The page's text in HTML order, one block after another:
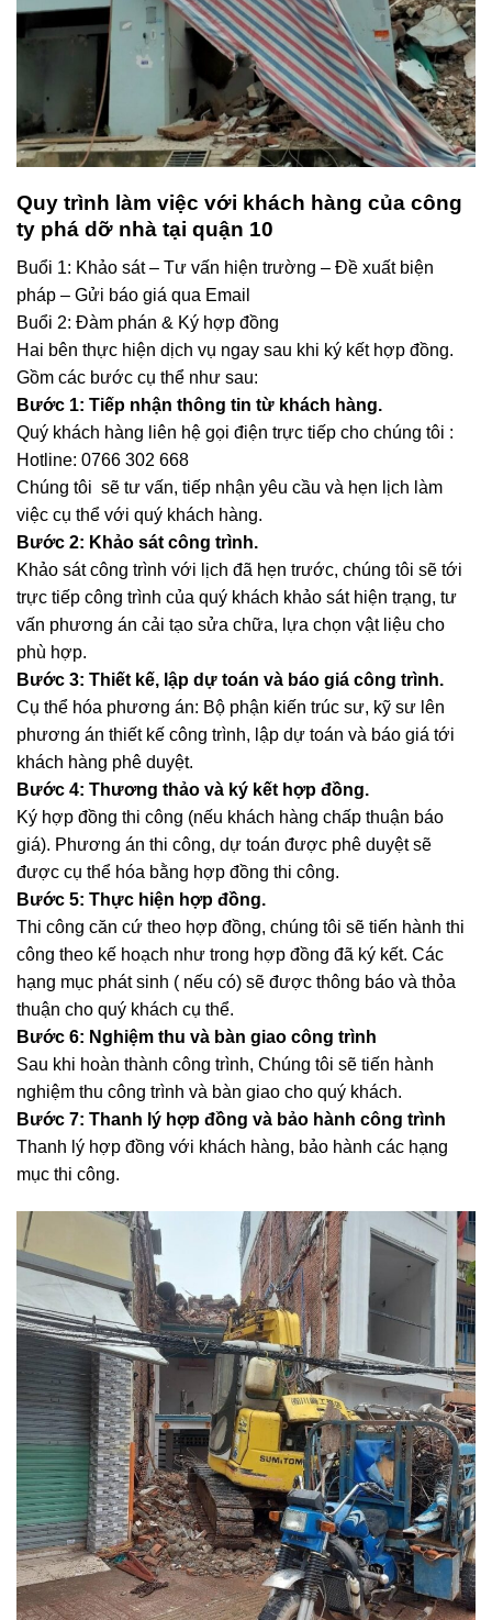
Quy trình làm việc với khách hàng của công
ty phá dỡ nhà tại quận 10
Buổi 1: Khảo sát – Tư vấn hiện trường – Đề xuất biện
pháp – Gửi báo giá qua Email
Buổi 2: Đàm phán & Ký hợp đồng
Hai bên thực hiện dịch vụ ngay sau khi ký kết hợp đồng.
Gồm các bước cụ thể như sau:
Bước 1: Tiếp nhận thông tin từ khách hàng.
Quý khách hàng liên hệ gọi điện trực tiếp cho chúng tôi :
Hotline: 0766 302 668
Chúng tôi sẽ tư vấn, tiếp nhận yêu cầu và hẹn lịch làm
việc cụ thể với quý khách hàng.
Bước 2: Khảo sát công trình.
Khảo sát công trình với lịch đã hẹn trước, chúng tôi sẽ tới
trực tiếp công trình của quý khách khảo sát hiện trạng, tư
vấn phương án cải tạo sửa chữa, lựa chọn vật liệu cho
phù hợp.
Bước 3: Thiết kế, lập dự toán và báo giá công trình.
Cụ thể hóa phương án: Bộ phận kiến trúc sư, kỹ sư lên
phương án thiết kế công trình, lập dự toán và báo giá tới
khách hàng phê duyệt.
Bước 4: Thương thảo và ký kết hợp đồng.
Ký hợp đồng thi công (nếu khách hàng chấp thuận báo
giá). Phương án thi công, dự toán được phê duyệt sẽ
được cụ thể hóa bằng hợp đồng thi công.
Bước 5: Thực hiện hợp đồng.
Thi công căn cứ theo hợp đồng, chúng tôi sẽ tiến hành thi
công theo kế hoạch như trong hợp đồng đã ký kết. Các
hạng mục phát sinh ( nếu có) sẽ được thông báo và thỏa
thuận cho quý khách cụ thể.
Bước 6: Nghiệm thu và bàn giao công trình
Sau khi hoàn thành công trình, Chúng tôi sẽ tiến hành
nghiệm thu công trình và bàn giao cho quý khách.
Bước 7: Thanh lý hợp đồng và bảo hành công trình
Thanh lý hợp đồng với khách hàng, bảo hành các hạng
mục thi công.